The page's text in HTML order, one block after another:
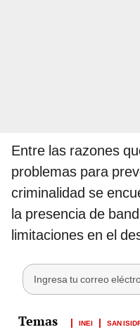
Entre las razones
problemas para
criminalidad se
la presencia de
limitaciones en el
INEI SAN